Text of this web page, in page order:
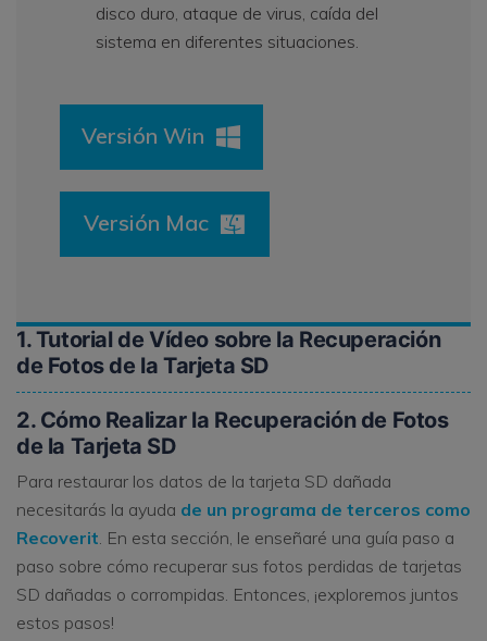
disco duro, ataque de virus, caída del
sistema en diferentes situaciones.
Versión Win
Versión Mac
1. Tutorial de Vídeo sobre la Recuperación
de Fotos de la Tarjeta SD
2. Cómo Realizar la Recuperación de Fotos
de la Tarjeta SD
Para restaurar los datos de la tarjeta SD dañada
necesitarás la ayuda de un programa de terceros como
Recoverit . En esta sección, le enseñaré una guía paso a
paso sobre cómo recuperar sus fotos perdidas de tarjetas
SD dañadas o corrompidas. Entonces, ¡exploremos juntos
estos pasos!